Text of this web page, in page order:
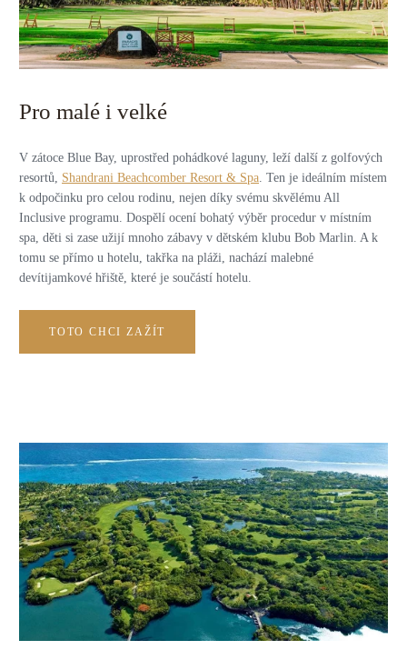
Pro malé i velké
V zátoce Blue Bay, uprostřed pohádkové laguny, leží další z golfových
resortů, Shandrani Beachcomber Resort & Spa. Ten je ideálním místem
k odpočinku pro celou rodinu, nejen díky svému skvělému All
Inclusive programu. Dospělí ocení bohatý výběr procedur v místním
spa, děti si zase užijí mnoho zábavy v dětském klubu Bob Marlin. A k
tomu se přímo u hotelu, takřka na pláži, nachází malebné
devítijamkové hřiště, které je součástí hotelu.
TOTO CHCI ZAŽÍT